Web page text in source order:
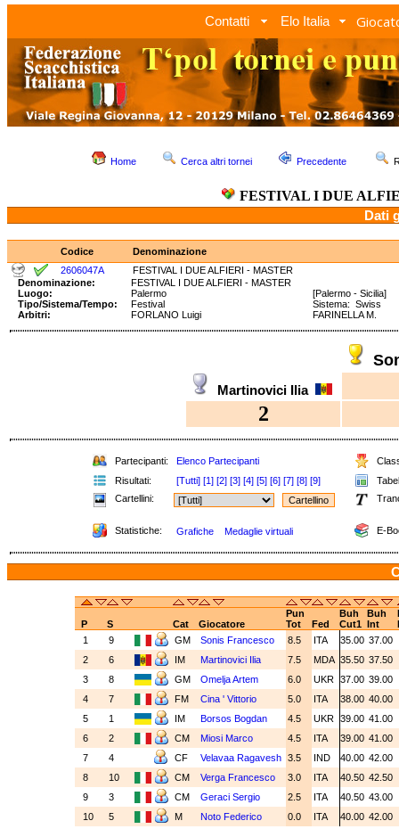
Contatti Elo Italia
Home Cerca altri tornei Precedente
FESTIVAL I DUE
Dati
Codice
Denominazione
2606047A
FESTIVAL I DUE ALFIERI - MASTER
Denominazione:
FESTIVAL I DUE ALFIERI - MASTER
Luogo:
Palermo
[Palermo - Sicilia]
Tipo/Sistema/Tempo:
Festival
Sistema: Swiss
Arbitri:
FORLANO Luigi FARINELLA M.
Martinovici Ilia
2
Partecipanti: Elenco Partecipanti
Risultati:
[Tutti] [1] [2] [3] [4] [5] [6] [7] [8] [9]
Cartellini:
Statistiche: Grafiche Medaglie virtuali E-
Pun Buh Buh
P
S Cat Giocatore Tot Fed Cut1 Int
1
9 GM Sonis Francesco 8.5 ITA 35.00 37.00
2
6 IM Martinovici Ilia 7.5 MDA 35.50 37.50
3
8 GM Omelja Artem 6.0 UKR 37.00 39.00
4
7 FM Cina ' Vittorio 5.0 ITA 38.00 40.00
5
1 IM Borsos Bogdan 4.5 UKR 39.00 41.00
6
2 CM Miosi Marco 4.5 ITA 39.00 41.00
7
4 CF Velavaa Ragavesh 3.5 IND 40.00 42.00
8
10 CM Verga Francesco 3.0 ITA 40.50 42.50
9
3 CM Geraci Sergio 2.5 ITA 40.50 43.00
10
5 M Noto Federico 0.0 ITA 40.00 42.00